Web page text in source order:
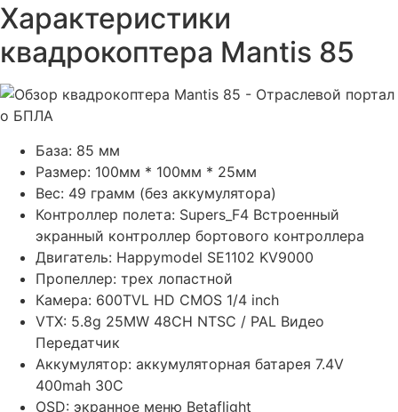
Характеристики
квадрокоптера Mantis 85
База: 85 мм
Размер: 100мм * 100мм * 25мм
Вес: 49 грамм (без аккумулятора)
Контроллер полета: Supers_F4 Встроенный
экранный контроллер бортового контроллера
Двигатель: Happymodel SE1102 KV9000
Пропеллер: трех лопастной
Камера: 600TVL HD CMOS 1/4 inch
VTX: 5.8g 25MW 48CH NTSC / PAL Видео
Передатчик
Аккумулятор: аккумуляторная батарея 7.4V
400mah 30C
OSD: экранное меню Betaflight